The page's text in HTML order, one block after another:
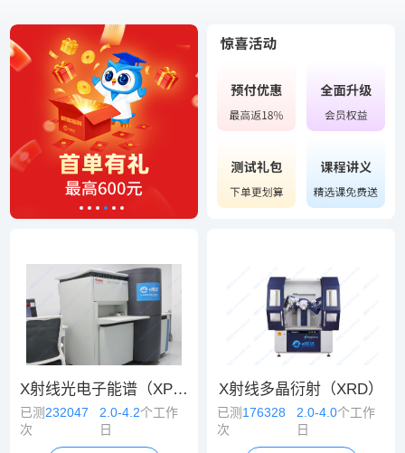
X射线光电子能谱（XPS）
已测232047
次
2.0-4.2个工作
日
X射线多晶衍射（XRD）
已测 176328
次
2.0-4.0个工作
日